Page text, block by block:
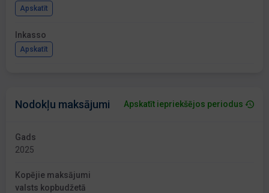
Apskatīt
Inkasso
Apskatīt
Nodokļu maksājumi Apskatīt iepriekšējos periodus
Gads
2025
Kopējie maksājumi
valsts kopbudžetā